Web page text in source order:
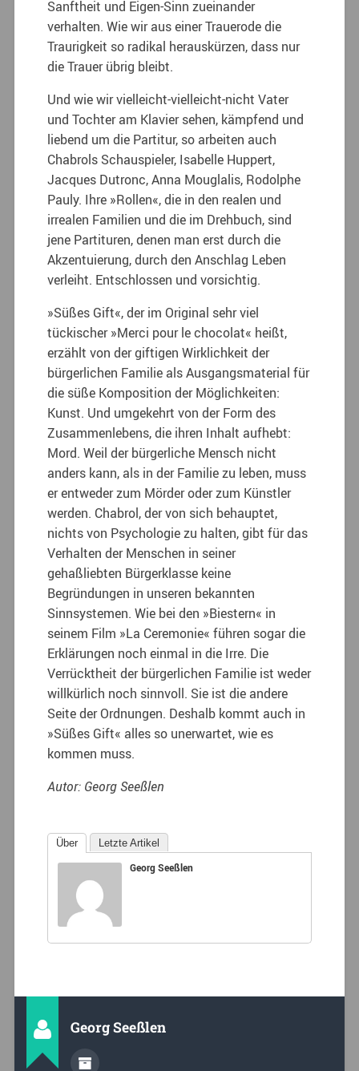
Sanftheit und Eigen-Sinn zueinander
verhalten. Wie wir aus einer Trauerode die
Traurigkeit so radikal herauskürzen, dass nur
die Trauer übrig bleibt.
Und wie wir vielleicht-vielleicht-nicht Vater
und Tochter am Klavier sehen, kämpfend und
liebend um die Partitur, so arbeiten auch
Chabrols Schauspieler, Isabelle Huppert,
Jacques Dutronc, Anna Mouglalis, Rodolphe
Pauly. Ihre »Rollen«, die in den realen und
irrealen Familien und die im Drehbuch, sind
jene Partituren, denen man erst durch die
Akzentuierung, durch den Anschlag Leben
verleiht. Entschlossen und vorsichtig.
»Süßes Gift«, der im Original sehr viel
tückischer »Merci pour le chocolat« heißt,
erzählt von der giftigen Wirklichkeit der
bürgerlichen Familie als Ausgangsmaterial für
die süße Komposition der Möglichkeiten:
Kunst. Und umgekehrt von der Form des
Zusammenlebens, die ihren Inhalt aufhebt:
Mord. Weil der bürgerliche Mensch nicht
anders kann, als in der Familie zu leben, muss
er entweder zum Mörder oder zum Künstler
werden. Chabrol, der von sich behauptet,
nichts von Psychologie zu halten, gibt für das
Verhalten der Menschen in seiner
gehaßliebten Bürgerklasse keine
Begründungen in unseren bekannten
Sinnsystemen. Wie bei den »Biestern« in
seinem Film »La Ceremonie« führen sogar die
Erklärungen noch einmal in die Irre. Die
Verrücktheit der bürgerlichen Familie ist weder
willkürlich noch sinnvoll. Sie ist die andere
Seite der Ordnungen. Deshalb kommt auch in
»Süßes Gift« alles so unerwartet, wie es
kommen muss.
Autor: Georg Seeßlen
Über Letzte Artikel
Georg Seeßlen
Georg Seeßlen